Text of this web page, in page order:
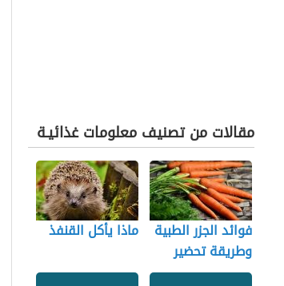
مقالات من تصنيف معلومات غذائيـة
فوائد الجزر الطبية
وطريقة تحضير
حلوى الجزر
ماذا يأكل القنفذ